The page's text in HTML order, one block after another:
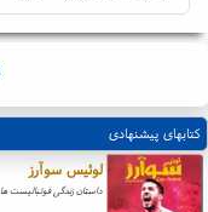
کتابهای پیشنهادی
لوئیس سوآرز
داستان زندگی فوتبالیست ها